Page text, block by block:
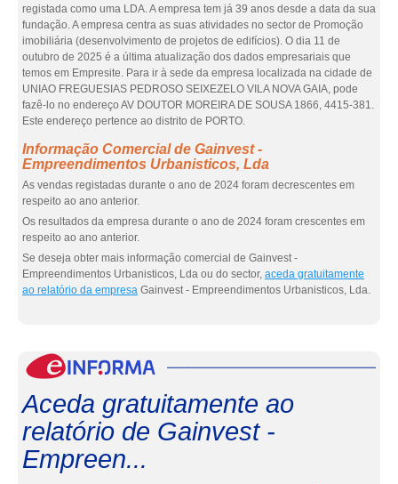
registada como uma LDA. A empresa tem já 39 anos desde a data da sua
fundação. A empresa centra as suas atividades no sector de Promoção
imobiliária (desenvolvimento de projetos de edifícios). O dia 11 de
outubro de 2025 é a última atualização dos dados empresariais que
temos em Empresite. Para ir à sede da empresa localizada na cidade de
UNIAO FREGUESIAS PEDROSO SEIXEZELO VILA NOVA GAIA, pode
fazê-lo no endereço AV DOUTOR MOREIRA DE SOUSA 1866, 4415-381.
Este endereço pertence ao distrito de PORTO.
Informação Comercial de Gainvest -
Empreendimentos Urbanisticos, Lda
As vendas registadas durante o ano de 2024 foram decrescentes em
respeito ao ano anterior.
Os resultados da empresa durante o ano de 2024 foram crescentes em
respeito ao ano anterior.
Se deseja obter mais informação comercial de Gainvest -
Empreendimentos Urbanisticos, Lda ou do sector, aceda gratuitamente
ao relatório da empresa Gainvest - Empreendimentos Urbanisticos, Lda.
Aceda gratuitamente ao
relatório de Gainvest -
Empreen...